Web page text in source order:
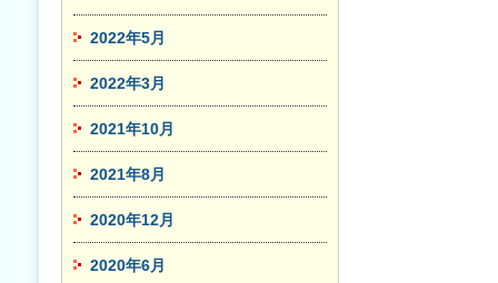
2022年5月
2022年3月
2021年10月
2021年8月
2020年12月
2020年6月